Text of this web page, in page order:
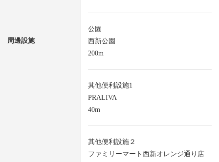
周邊設施
公園
西新公園
200m
其他便利設施1
PRALIVA
40m
其他便利設施２
ファミリーマート西新オレンジ通り店